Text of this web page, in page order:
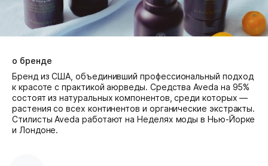
о бренде
Бренд из США, объединивший профессиональный подход
к красоте с практикой аюрведы. Средства Aveda на 95%
состоят из натуральных компонентов, среди которых —
растения со всех континентов и органические экстракты.
Cтилисты Aveda работают на Неделях моды в Нью-Йорке
и Лондоне.